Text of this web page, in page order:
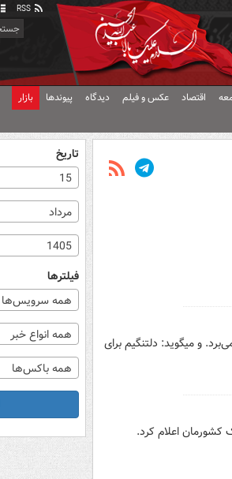
اقتصاد عکس و فیلم دیدگاه پیوندها بازار
و میگوید: دلتنگیم برای
کشورمان اعلام کرد.
تاریخ
15
مرداد
1405
فیلترها
همه سرویس‌ها
همه انواع خبر
همه باکس‌ها